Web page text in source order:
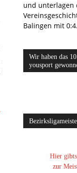
und unterlagen
Balingen mit 0:4.
Wir haben das
yousport
Hier
zur